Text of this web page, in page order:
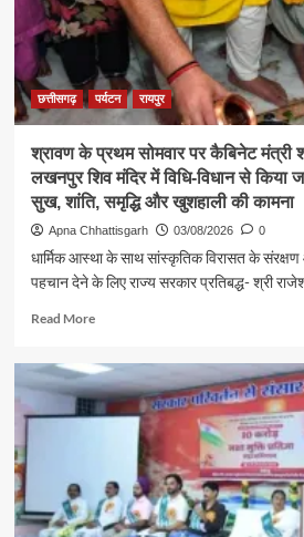
ने
जनदर्शन
सुनीं
आमजन
की
छत्तीसगढ़ पर्यटन रायपुर
श्रावण के प्रथम सोमवार पर कैबिनेट मंत्री
लखनपुर शिव मंदिर में विधि-विधान से किया
सुख, शांति, समृद्धि और खुशहाली की कामना
Apna Chhattisgarh 03/08/2026 0
धार्मिक आस्था के साथ सांस्कृतिक विरासत के संरक्षण
पहचान देने के लिए राज्य सरकार प्रतिबद्ध- श्री
Read MoreRead
श्रावण
के
प्रथम
कैबिनेट
मंत्री
श्री